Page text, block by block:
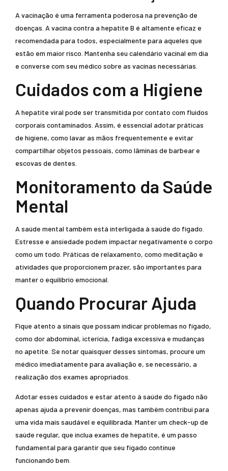
A vacinação é uma ferramenta poderosa na prevenção de
doenças. A vacina contra a hepatite B é altamente eficaz e
recomendada para todos, especialmente para aqueles que
estão em maior risco. Mantenha seu calendário vacinal em dia
e converse com seu médico sobre as vacinas necessárias.
Cuidados com a Higiene
A hepatite viral pode ser transmitida por contato com fluidos
corporais contaminados. Assim, é essencial adotar práticas
de higiene, como lavar as mãos frequentemente e evitar
compartilhar objetos pessoais, como lâminas de barbear e
escovas de dentes.
Monitoramento da Saúde
Mental
A saúde mental também está interligada à saúde do fígado.
Estresse e ansiedade podem impactar negativamente o corpo
como um todo. Práticas de relaxamento, como meditação e
atividades que proporcionem prazer, são importantes para
manter o equilíbrio emocional.
Quando Procurar Ajuda
Fique atento a sinais que possam indicar problemas no fígado,
como dor abdominal, icterícia, fadiga excessiva e mudanças
no apetite. Se notar quaisquer desses sintomas, procure um
médico imediatamente para avaliação e, se necessário, a
realização dos exames apropriados.
Adotar esses cuidados e estar atento à saúde do fígado não
apenas ajuda a prevenir doenças, mas também contribui para
uma vida mais saudável e equilibrada. Manter um check-up de
saúde regular, que inclua exames de hepatite, é um passo
fundamental para garantir que seu fígado continue
funcionando bem.